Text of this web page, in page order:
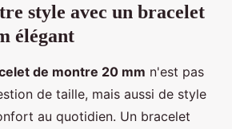
style avec un bracelet
élégant
de montre 20 mm n'est pas
de taille, mais aussi de style
au quotidien. Un bracelet